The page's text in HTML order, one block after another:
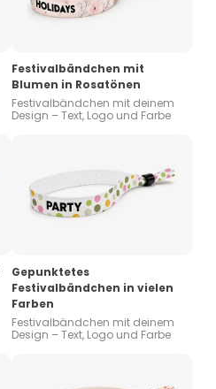
Festivalbändchen mit
Blumen in Rosatönen
Festivalbändchen mit deinem
Design – Text, Logo und Farbe
Gepunktetes
Festivalbändchen in vielen
Farben
Festivalbändchen mit deinem
Design – Text, Logo und Farbe